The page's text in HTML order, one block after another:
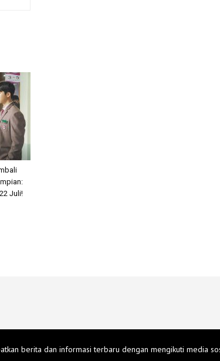
Juli!
berita dan informasi terbaru dengan mengikuti media